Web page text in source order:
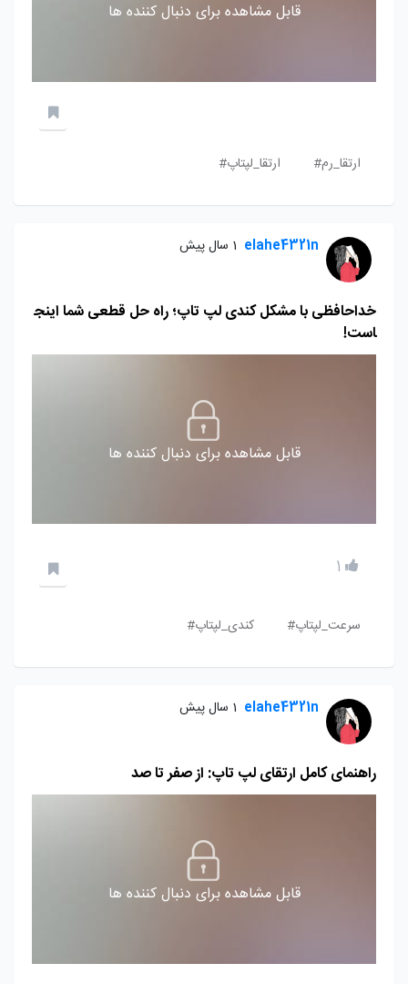
قابل مشاهده برای دنبال کننده ها
ارتقا_رم# ارتقا_لپتاپ#
elahe4321n 1 سال پیش
خداحافظی با مشکل کندی لپ تاپ؛ راه حل قطعی شما اینج
است!
قابل مشاهده برای دنبال کننده ها
1
سرعت_لپتاپ# کندی_لپتاپ#
elahe4321n 1 سال پیش
راهنمای کامل ارتقای لپ تاپ: از صفر تا صد
قابل مشاهده برای دنبال کننده ها